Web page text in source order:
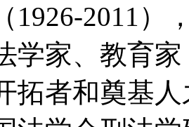
1926-2011）
学家、教育
拓者和奠基